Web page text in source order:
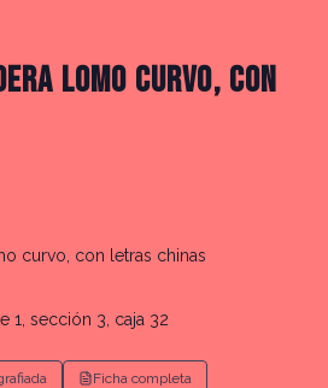
LOMO CURVO, CON
curvo, con letras chinas
1, sección 3, caja 32
Ficha completa